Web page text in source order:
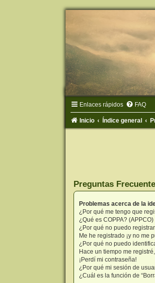
Enlaces rápidos FAQ
Inicio Índice general
Preguntas
Problemas acerca de la
¿Por qué me tengo que
¿Qué es COPPA? (APPCO)
¿Por qué no puedo
Me he registrado ¡y no me
¿Por qué no puedo
Hace un tiempo me
¡Perdí mi contraseña!
¿Por qué mi sesión de
¿Cuál es la función de